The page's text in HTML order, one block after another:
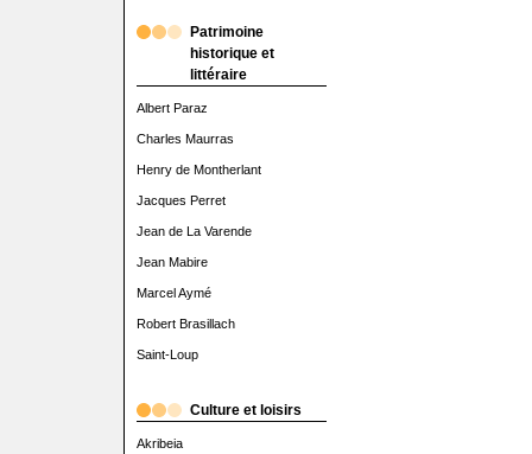
Patrimoine
historique et
littéraire
Albert Paraz
Charles Maurras
Henry de Montherlant
Jacques Perret
Jean de La Varende
Jean Mabire
Marcel Aymé
Robert Brasillach
Saint-Loup
Culture et loisirs
Akribeia